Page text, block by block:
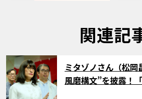
関連記
サムネイル
ミタゾノさん（松
風磨構文”を披露